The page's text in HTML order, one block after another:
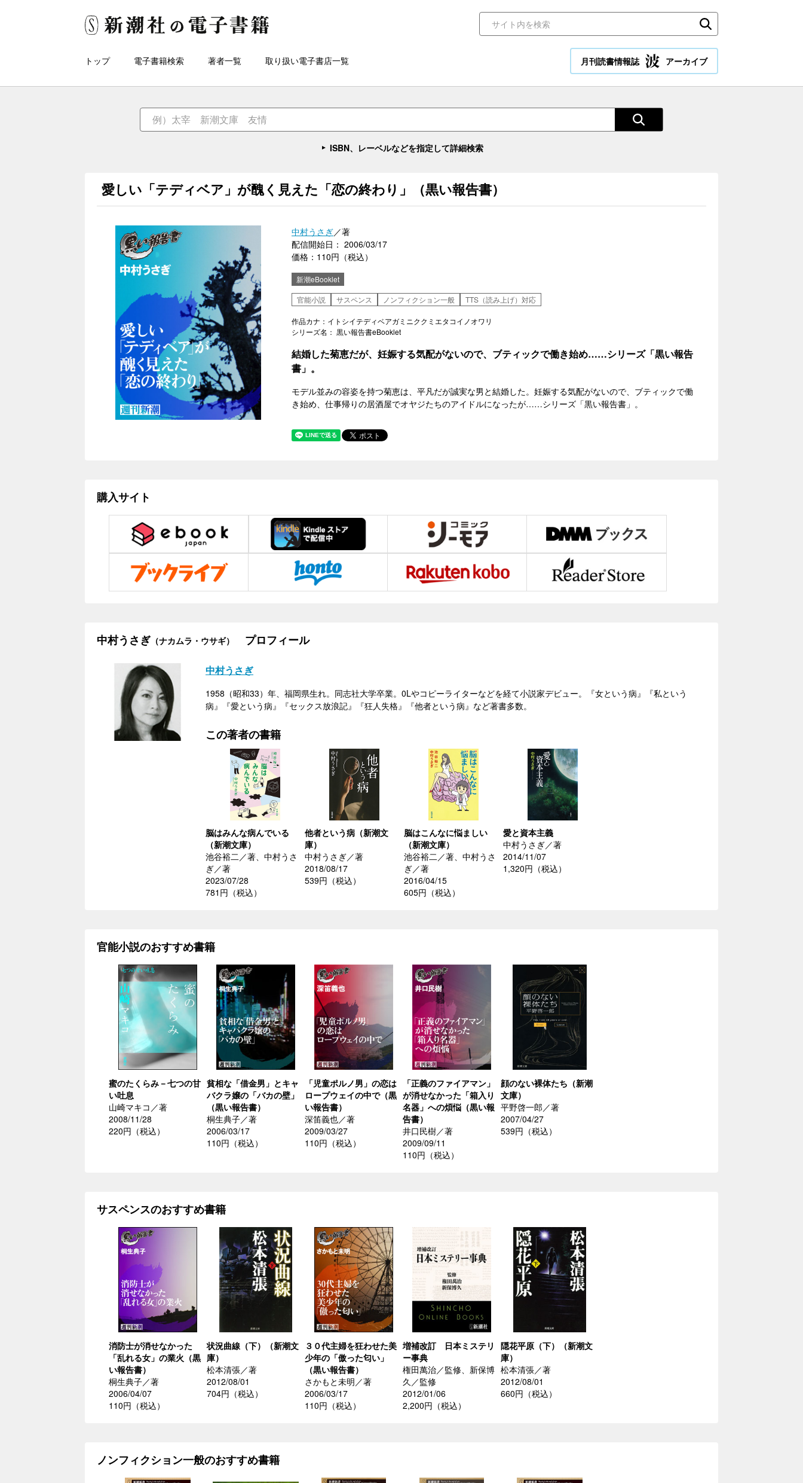
トップ 電子書籍検索 著者一覧 取り扱い電子書店一覧 月刊読書情報誌 アーカイブ
ISBN、レーベルなどを指定して詳細検索
愛しい「テディベア」が醜く見えた「恋の終わり」（黒い報告書）
中村うさぎ／著
配信開始日： 2006/03/17
価格：110円（税込）
新潮eBooklet
官能小説
サスペンス ノンフィクション一般 TTS（読み上げ）対応
作品カナ：イトシイテディベアガミニククミエタコイノオワリ
シリーズ名： 黒い報告書eBooklet
結婚した菊恵だが、妊娠する気配がないので、ブティックで働き始め……シリーズ「黒い報告
書」。
モデル並みの容姿を持つ菊恵は、平凡だが誠実な男と結婚した。妊娠する気配がないので、ブティックで働
き始め、仕事帰りの居酒屋でオヤジたちのアイドルになったが……シリーズ「黒い報告書」。
購入サイト
中村うさぎ （ナカムラ・ウサギ） プロフィール
中村うさぎ
1958（昭和33）年、福岡県生れ。同志社大学卒業。0Lやコピーライターなどを経て小説家デビュー。『女という病』『私という
病』『愛という病』『セックス放浪記』『狂人失格』『他者という病』など著書多数。
この著者の書籍
脳はみんな病んでいる
（新潮文庫）
池谷裕二／著、中村うさ
ぎ／著
2023/07/28
781円（税込）
他者という病（新潮文
庫）
中村うさぎ／著
2018/08/17
539円（税込）
脳はこんなに悩ましい
（新潮文庫）
池谷裕二／著、中村うさ
ぎ／著
2016/04/15
605円（税込）
愛と資本主義
中村うさぎ／著
2014/11/07
1,320円（税込）
官能小説のおすすめ書籍
蜜のたくらみ－七つの甘
い吐息
山崎マキコ／著
2008/11/28
220円（税込）
貧相な「借金男」とキャ
バクラ嬢の「バカの壁」
（黒い報告書）
桐生典子／著
2006/03/17
110円（税込）
「児童ポルノ男」の恋は
ロープウェイの中で（黒
い報告書）
深笛義也／著
2009/03/27
110円（税込）
「正義のファイアマン」
が消せなかった「箱入り
名器」への煩悩（黒い報
告書）
井口民樹／著
2009/09/11
110円（税込）
顔のない裸体たち（新潮
文庫）
平野啓一郎／著
2007/04/27
539円（税込）
サスペンスのおすすめ書籍
消防士が消せなかった
「乱れる女」の業火（黒
い報告書）
桐生典子／著
2006/04/07
110円（税込）
状況曲線（下）（新潮文
庫）
松本清張／著
2012/08/01
704円（税込）
３０代主婦を狂わせた美
少年の「傲った匂い」
（黒い報告書）
さかもと未明／著
2006/03/17
110円（税込）
増補改訂 日本ミステリ
ー事典
権田萬治／監修、新保博
久／監修
2012/01/06
2,200円（税込）
隠花平原（下）（新潮文
庫）
松本清張／著
2012/08/01
660円（税込）
ノンフィクション一般のおすすめ書籍